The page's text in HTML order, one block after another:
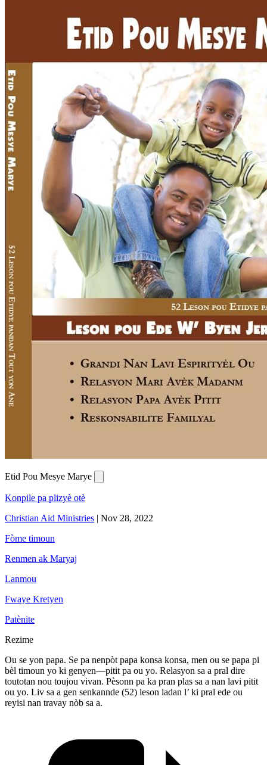
Etid Pou Mesye Marye
Konpile pa plizyè otè
Christian Aid Ministries | Nov 28, 2022
Fòme timoun
Renmen ak Maryaj
Lanmou
Fwaye Kretyen
Patènite
Rezime
Ou se yon papa. Se pa nenpòt papa konsa konsa, men ou se papa pi
bèl timoun yo ki genyen—pitit pa ou yo. Relasyon sa a pral dire
toutotan nou toujou vivan. Pèsonn pa ka pran plas sa a nan lavi pitit
ou yo. Liv sa a gen senkannde (52) leson ladan l’ ki pral ede ou
reyisi nan travay nòb sa a.